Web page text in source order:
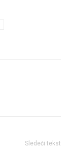
Sledeći tekst